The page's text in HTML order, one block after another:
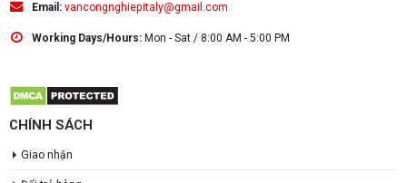
Email: vancongnghiepitaly@gmail.com
Working Days/Hours: Mon - Sat / 8:00 AM - 5:00 PM
CHÍNH SÁCH
Giao nhận